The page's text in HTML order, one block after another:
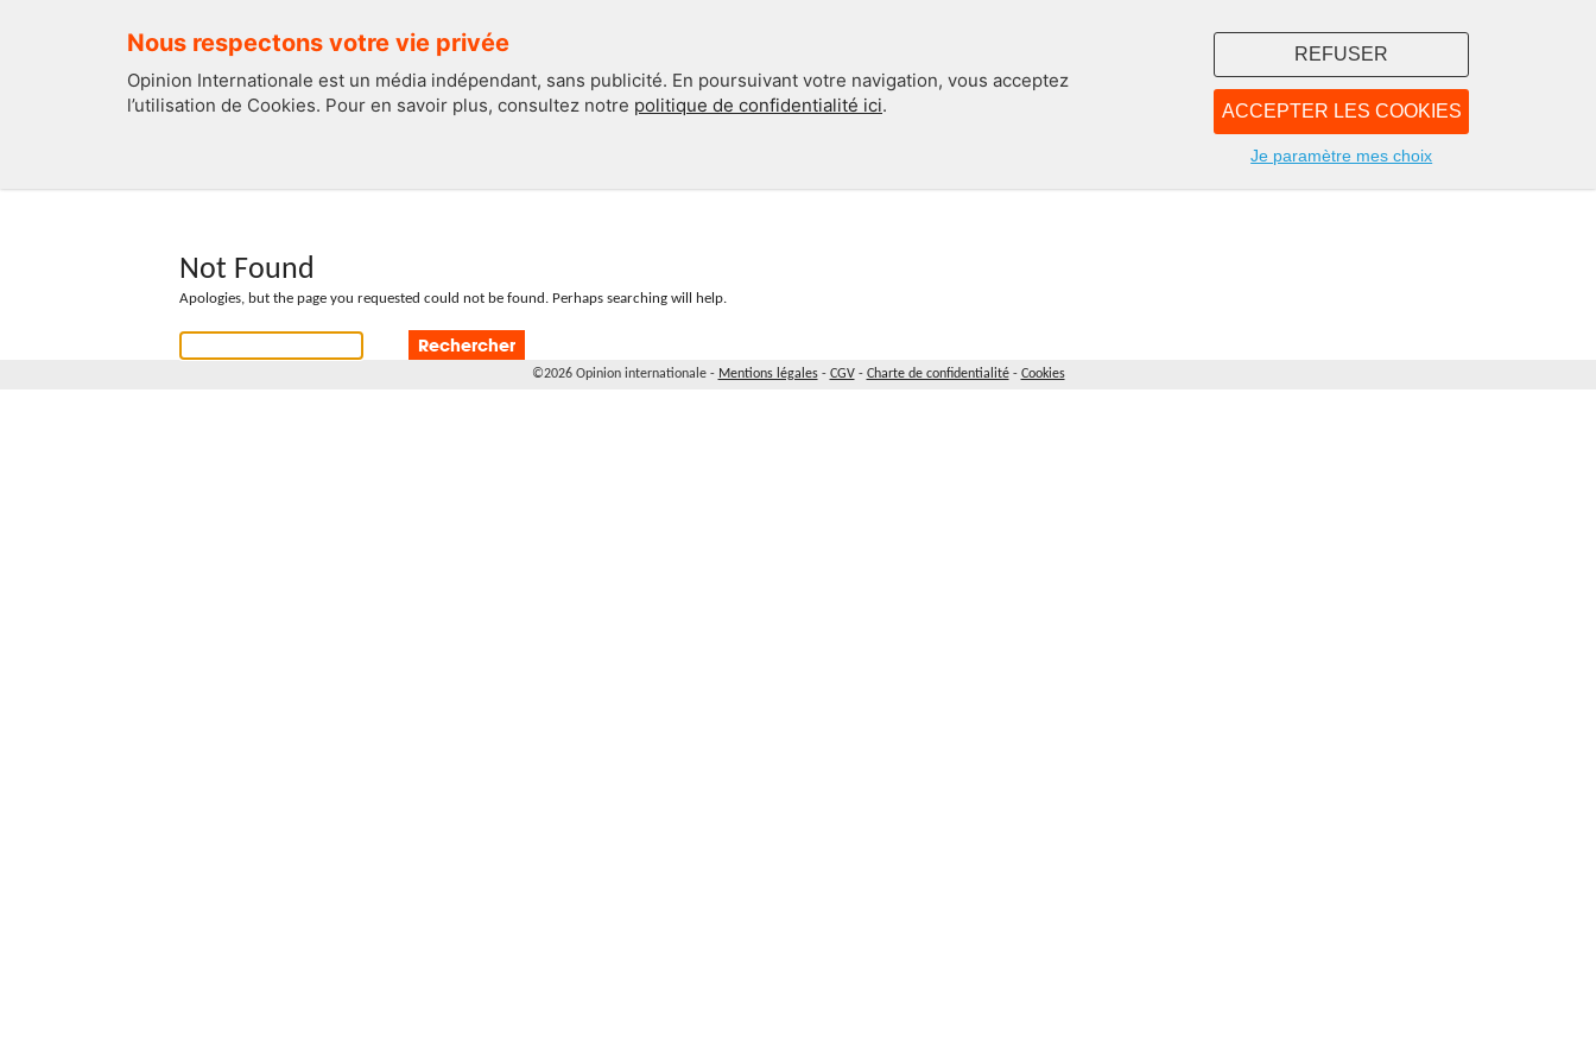
Nous respectons votre vie privée
Opinion Internationale est un média indépendant, sans publicité. En poursuivant votre navigation, vous acceptez
l’utilisation de Cookies. Pour en savoir plus, consultez notre politique de confidentialité ici. ACCEPTER LES COOKIES
REFUSER
Je paramètre mes choix
NOUS
Not Found
Apologies, but the page you requested could not be found. Perhaps searching will help.
Rechercher :
©2026 Opinion internationale - Mentions légales- CGV- Charte de confidentialité- Cookies